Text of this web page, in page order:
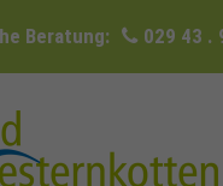
Beratung: 029 43 .